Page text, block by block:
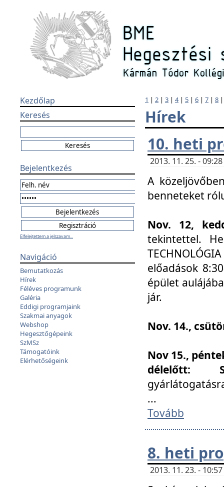
Kezdőlap
Keresés
Bejelentkezés
Elfelejtettem a jelszavam...
Navigáció
Bemutatkozás
Hírek
Féléves programunk
Galéria
Eddigi programjaink
Szakmai anyagok
Webshop
Hegesztőgépeink
SzMSz
Támogatóink
Elérhetőségeink
1 | 2 | 3 | 4| 5 | 6 | 7 | 8
Hírek
10. heti
2013. 11. 25. -
A
benneteket
Nov. 12,
tekintettel.
előadások
épület
jár.
Nov. 14.,
Nov 15.,
délelőtt:
...
Tovább
8. heti
2013. 11. 23. -